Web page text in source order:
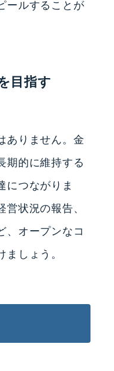
ールすることが
目指す
ありません。金
期的に維持する
につながりま
状況の報告、
、オープンなコ
ましょう。